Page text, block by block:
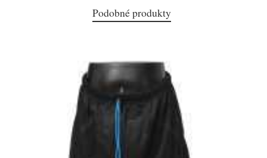
Podobné produkty